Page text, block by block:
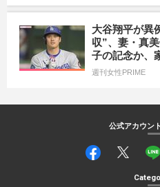
大谷翔平が異
収”、妻・真
子の記念か、
週刊女性PRIME
公式アカウン